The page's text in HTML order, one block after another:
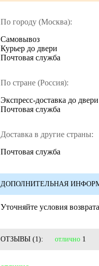
По городу (Москва):
Cамовывоз
Курьер до двери
Почтовая служба
По стране (Россия):
Экспресс-доставка до двери
Почтовая служба
Доставка в другие страны:
Почтовая служба
ДОПОЛНИТЕЛЬНАЯ
Уточняйте условия
ОТЗЫВЫ (1): отлично 1